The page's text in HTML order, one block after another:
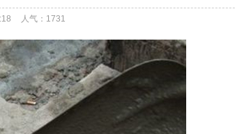
人气： 1731